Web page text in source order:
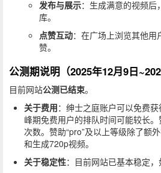
发布与展示：生成满意的视频
库。
点赞互动：在广场上浏览其他
赞。
公测期说明（2025年12月9日
目前网站公测已结束。
关于费用：绅士之庭账户可以免费
峰期免费用户的排队时间可能较长
次数。赞助“pro”及以上等级除了额
和生成720p视频。
关于稳定性：目前网站已基本稳定